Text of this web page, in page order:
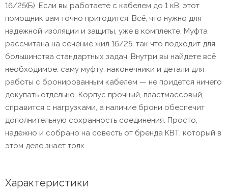
16/25(Б). Если вы работаете с кабелем до 1 кВ, этот
помощник вам точно пригодится. Всё, что нужно для
надежной изоляции и защиты, уже в комплекте. Муфта
рассчитана на сечение жил 16/25, так что подходит для
большинства стандартных задач. Внутри вы найдете всё
необходимое: саму муфту, наконечники и детали для
работы с бронированным кабелем — не придется ничего
докупать отдельно. Корпус прочный, пластмассовый,
справится с нагрузками, а наличие брони обеспечит
дополнительную сохранность соединения. Просто,
надёжно и собрано на совесть от бренда КВТ, который в
этом деле знает толк.
Характеристики